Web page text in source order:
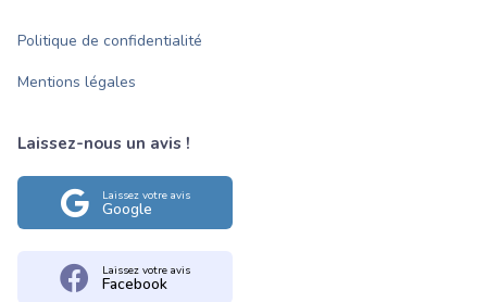
Politique de confidentialité
Mentions légales
Laissez-nous un avis !
Laissez votre avis
Google
Laissez votre avis
Facebook